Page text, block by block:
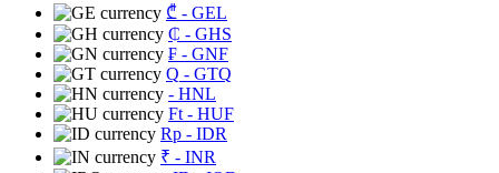
₾ - GEL
₵ - GHS
₣ - GNF
Q - GTQ
- HNL
Ft - HUF
Rp - IDR
₹ - INR